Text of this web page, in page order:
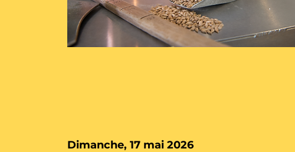
Dimanche, 17 mai 2026